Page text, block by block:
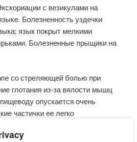
с везикулами на
Болезненность уздечки
язык покрыт мелкими
Болезненные прыщики на
со стреляющей болью при
глотания из-за вялости мышц
опускается очень
частички ее легко
очень трудно откашлять или